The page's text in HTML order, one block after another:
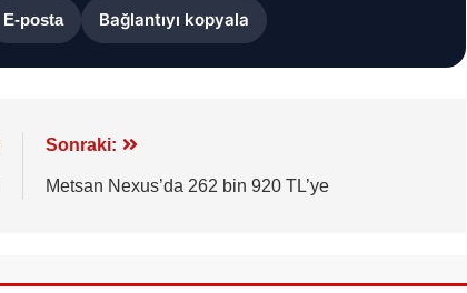
E-posta Bağlantıyı kopyala
Sonraki:
Metsan Nexus’da 262 bin 920 TL’ye